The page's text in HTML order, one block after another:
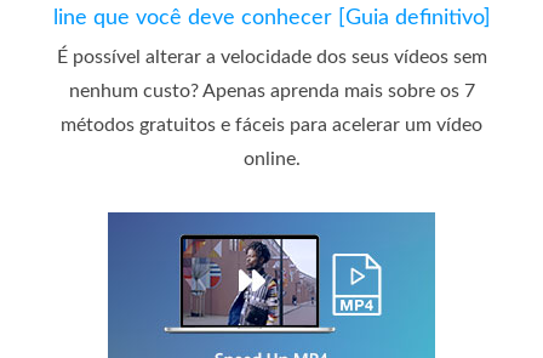
line que você deve conhecer [Guia definitivo]
É possível alterar a velocidade dos seus vídeos sem
nenhum custo? Apenas aprenda mais sobre os 7
métodos gratuitos e fáceis para acelerar um vídeo
online.